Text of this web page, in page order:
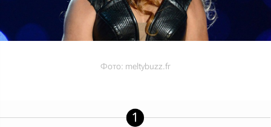
Фото: meltybuzz.fr